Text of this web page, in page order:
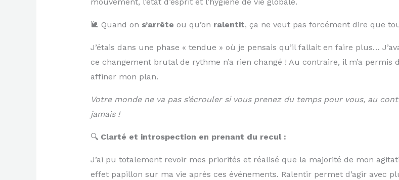
🐌 Quand on s’arrête ou qu’on ralentit, ça ne veut pas forcément dire que
J’étais dans une phase « tendue » où je pensais qu’il fallait en faire plus…
ce changement brutal de rythme n’a rien changé ! Au contraire, il m’a
affiner mon plan.
Votre monde ne va pas s’écrouler si vous prenez du temps pour vous, au
jamais !
🔍 Clarté et introspection en prenant du recul :
J’ai pu totalement revoir mes priorités et réalisé que la majorité de mon
effet papillon sur ma vie après ces événements. Ralentir permet d’agir avec